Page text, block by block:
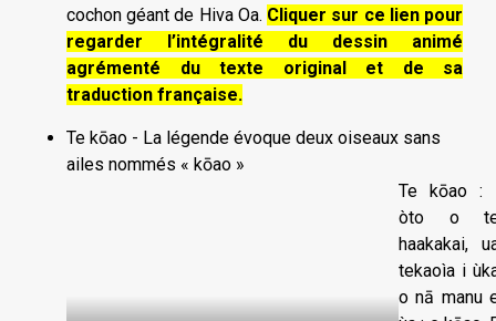
cochon géant de Hiva Oa. Cliquer sur ce lien pour
regarder l’intégralité du dessin animé
agrémenté du texte original et de sa
traduction française.
Te kōao - La légende évoque deux oiseaux sans
ailes nommés « kōao »
Te kōao :
òto o
haakakai,
tekaoìa i
o nā manu